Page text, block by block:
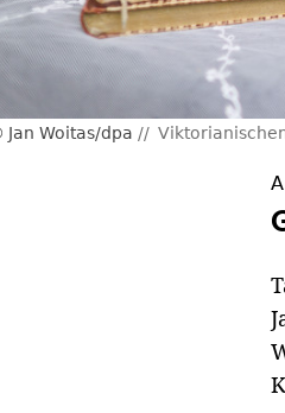
Jan Woitas/dpa